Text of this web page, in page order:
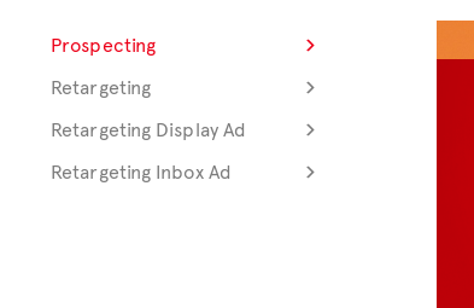
Prospecting
Retargeting
Retargeting Display Ad
Retargeting Inbox Ad